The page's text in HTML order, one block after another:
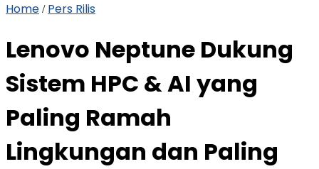
Home / Pers Rilis
Lenovo Neptune Dukung
Sistem HPC & AI yang
Paling Ramah
Lingkungan dan Paling